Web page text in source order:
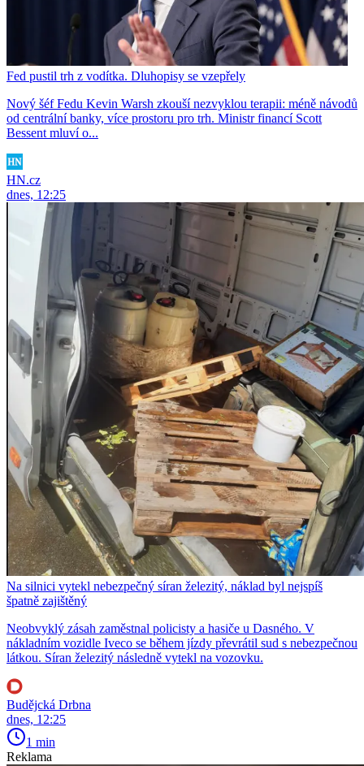
Fed pustil trh z vodítka. Dluhopisy se vzepřely
Nový šéf Fedu Kevin Warsh zkouší nezvyklou terapii: méně návodů
od centrální banky, více prostoru pro trh. Ministr financí Scott
Bessent mluví o...
HN.cz
dnes, 12:25
Na silnici vytekl nebezpečný síran železitý, náklad byl nejspíš
špatně zajištěný
Neobvyklý zásah zaměstnal policisty a hasiče u Dasného. V
nákladním vozidle Iveco se během jízdy převrátil sud s nebezpečnou
látkou. Síran železitý následně vytekl na vozovku.
Budějcká Drbna
dnes, 12:25
1 min
Reklama